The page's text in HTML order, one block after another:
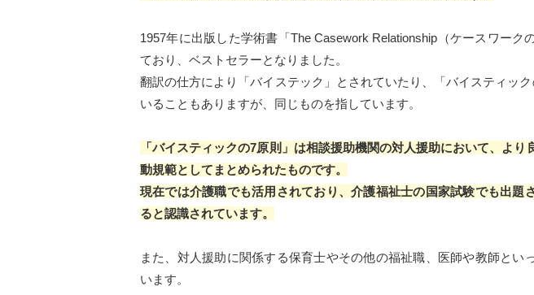
1957年に出版した学術書「The Casework Relationship（ケースワーク
ており、ベストセラーとなりました。
翻訳の仕方により「バイステック」とされていたり、「バイスティッ
いることもありますが、同じものを指しています。
「バイスティックの7原則」は相談援助機関の対人援助において、より
動規範としてまとめられたものです。
現在では介護職でも活用されており、介護福祉士の国家試験でも出題
ると認識されています。
また、対人援助に関係する保育士やその他の福祉職、医師や教師とい
います。